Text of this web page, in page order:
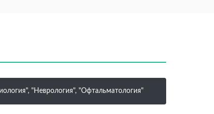
"Неврология", "Офтальматология"